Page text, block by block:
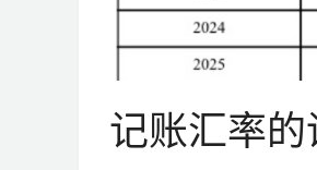
记账汇率